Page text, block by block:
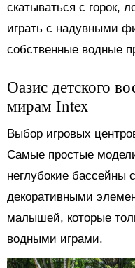
скатываться с горок,
играть с надувными
собственные водные
Оазис детского
мирам Intex
Выбор игровых
Самые простые
неглубокие бассейны
декоративными
малышей, которые
водными играми.